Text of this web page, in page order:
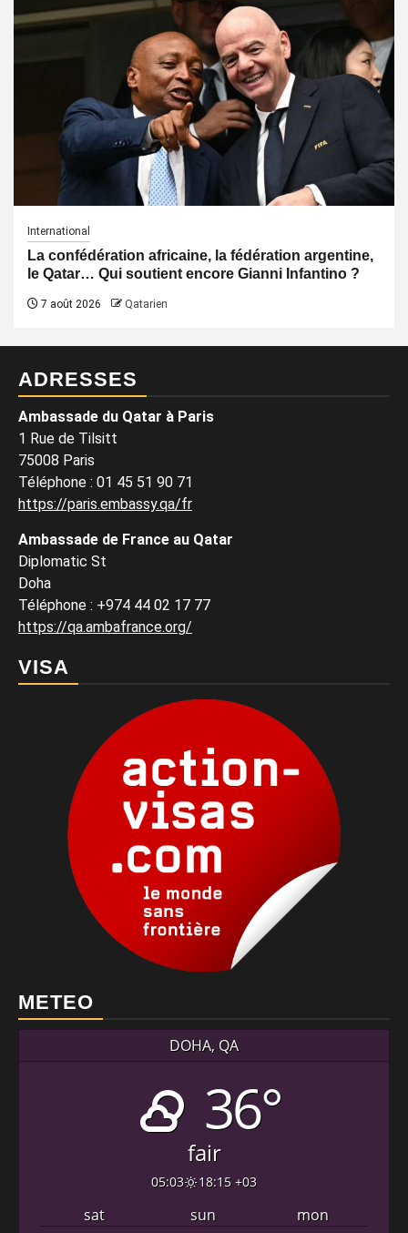
International
La confédération africaine, la fédération argentine,
le Qatar… Qui soutient encore Gianni Infantino ?
7 août 2026 Qatarien
ADRESSES
Ambassade du Qatar à Paris
1 Rue de Tilsitt
75008 Paris
Téléphone : 01 45 51 90 71
https://paris.embassy.qa/fr
Ambassade de France au Qatar
Diplomatic St
Doha
Téléphone : +974 44 02 17 77
https://qa.ambafrance.org/
VISA
METEO
DOHA, QA
36°
fair
05:03 18:15 +03
sat sun
mon